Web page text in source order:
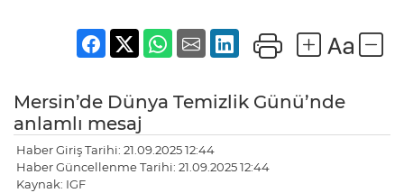
Mersin’de Dünya Temizlik Günü’nde
anlamlı mesaj
Haber Giriş Tarihi: 21.09.2025 12:44
Haber Güncellenme Tarihi: 21.09.2025 12:44
Kaynak: IGF